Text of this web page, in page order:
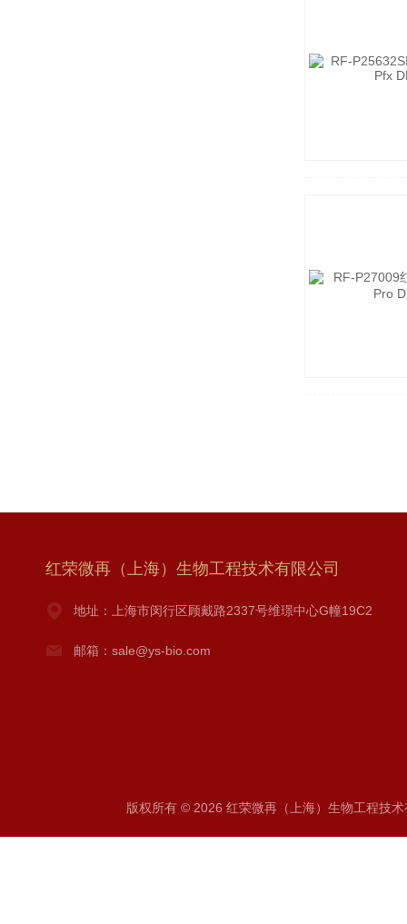
红荣微再（上海）生物工程技术有限公司
地址：上海市闵行区顾戴路2337号维璟中心G幢19C2
邮箱：sale@ys-bio.com
版权所有 © 2026 红荣微再（上海）生物工程技